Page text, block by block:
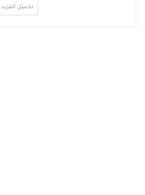
تحميل المزيد